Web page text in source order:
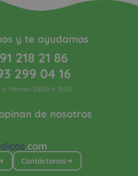
.com
Contáctanos
de nosotros
y te ayudamos
91 218 21 86
299 04 16
a Viernes: 09:00 a 15:00